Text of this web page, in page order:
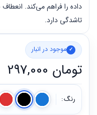
تاشدگی دارد.
تومان
موجود در انبار
رنگ